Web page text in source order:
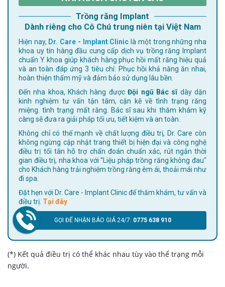
Trồng răng Implant
Dành riêng cho Cô Chú trung niên tại Việt Nam
Hiện nay, Dr. Care - Implant Clinic là một trong những nha
khoa uy tín hàng đầu cung cấp dịch vụ trồng răng Implant
chuẩn Y khoa giúp khách hàng phục hồi mất răng hiệu quả
và an toàn đáp ứng 3 tiêu chí: Phục hồi khả năng ăn nhai,
hoàn thiện thẩm mỹ và đảm bảo sử dụng lâu bền.
Đến nha khoa, Khách hàng đượcĐội ngũ Bác sĩdày dặn
kinh nghiệm tư vấn tận tâm, cặn kẽ về tình trạng răng
miệng. tình trạng mất răng. Bác sĩ sau khi thăm khám kỹ
càng sẽ đưa ra giải pháp tối ưu, tiết kiệm và an toàn.
Không chỉ có thế mạnh về chất lượng điều trị, Dr. Care còn
không ngừng cập nhật trang thiết bị hiện đại và công nghệ
điều trị tối tân hỗ trợ chẩn đoán chuẩn xác, rút ngắn thời
gian điều trị, nha khoa với "Liệu pháp trồng răng không đau"
cho Khách hàng trải nghiệm trồng răng êm ái, thoải mái như
đi spa.
Đặt hẹn với Dr. Care - Implant Clinic để thăm khám, tư vấn và
điều trị. Tại đây
GỌI ĐỂ NHẬN BÁO GIÁ 24/7: 0775 638 910
(*) Kết quả điều trị có thể khác nhau tùy vào thể trạng mỗi
người.